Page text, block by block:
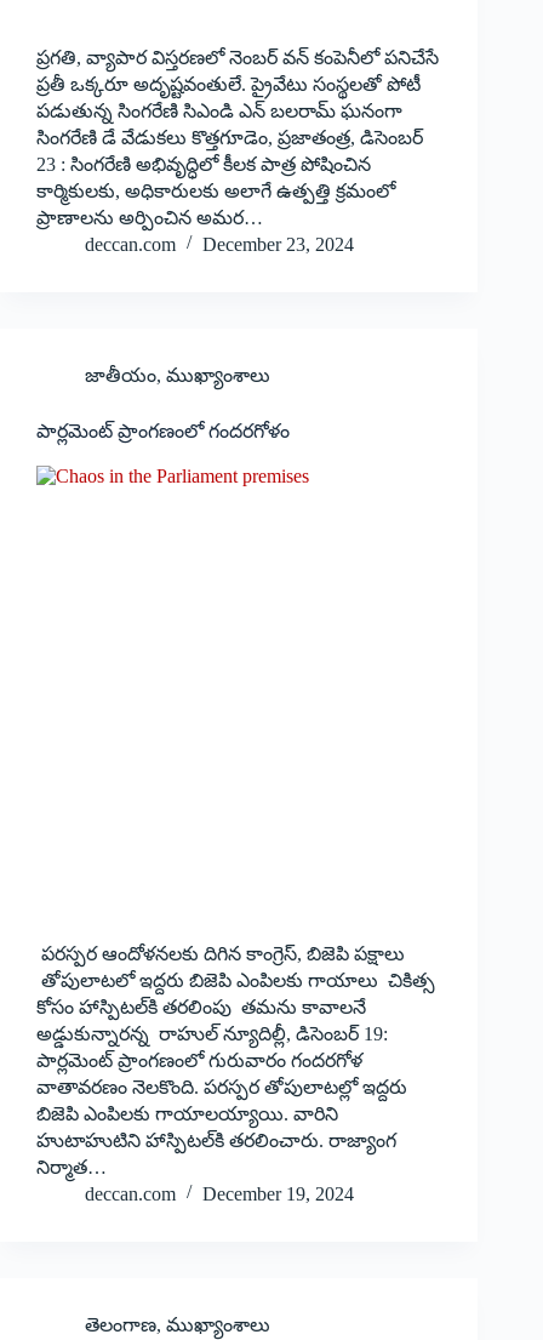
ప్రగతి, వ్యాపార విస్తరణలో నెంబర్ వన్ కంపెనీలో పనిచేసే
ప్ర‌తీ ఒక్క‌రూ అదృష్ట‌వంతులే. ప్రైవేటు సంస్థలతో పోటీ
పడుతున్న సింగ‌రేణి సిఎండి ఎన్‌ బలరామ్‌ ఘనంగా
సింగరేణి డే వేడుకలు కొత్తగూడెం, ప్రజాతంత్ర, డిసెంబర్‌
23 : సింగరేణి అభివృద్ధిలో కీలక పాత్ర పోషించిన
కార్మికులకు, అధికారులకు అలాగే ఉత్పత్తి క్రమంలో
ప్రాణాలను అర్పించిన అమర…
deccan.com
December 23, 2024
జాతీయం, ముఖ్యాంశాలు
పార్లమెంట్‌ ప్రాంగణంలో గందరగోళం
పరస్పర ఆందోళనలకు దిగిన కాంగ్రెస్‌, బిజెపి పక్షాలు
తోపులాటలో ఇద్దరు బిజెపి ఎంపిలకు గాయాలు చికిత్స
కోసం హాస్పిటల్‌కి తరలింపు తమను కావాలనే
అడ్డుకున్నారన్న రాహుల్‌ న్యూదిల్లీ, డిసెంబర్‌ 19:
పార్లమెంట్‌ ప్రాంగణంలో గురువారం గందరగోళ
వాతావరణం నెలకొంది. పరస్పర తోపులాటల్లో ఇద్దరు
బిజెపి ఎంపిలకు గాయాలయ్యాయి. వారిని
హుటాహుటిని హాస్పిటల్‌కి తరలించారు. రాజ్యాంగ
నిర్మాత…
deccan.com
December 19, 2024
తెలంగాణ, ముఖ్యాంశాలు